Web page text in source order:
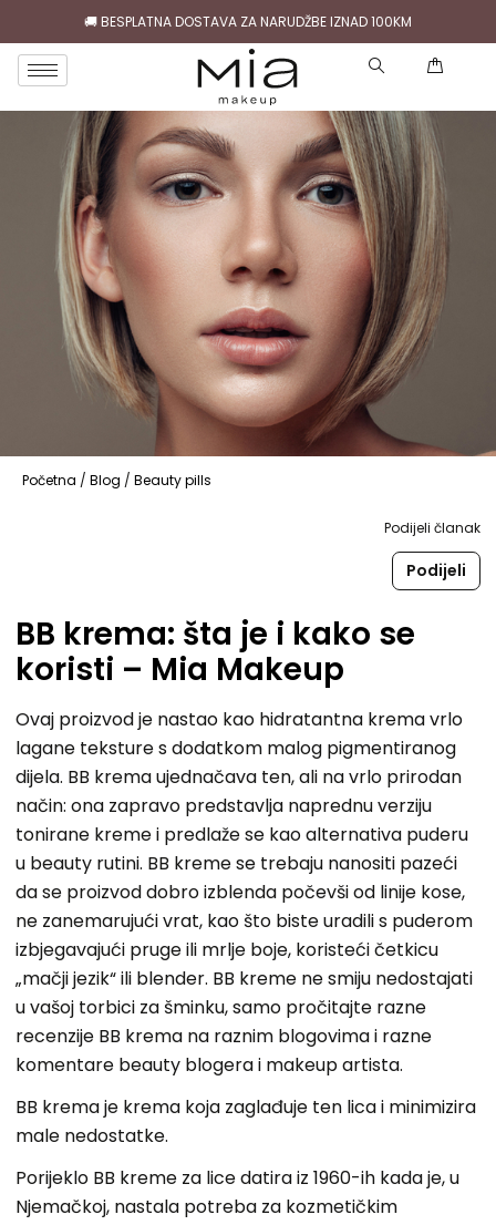
🚚 BESPLATNA DOSTAVA ZA NARUDŽBE IZNAD 100KM
Početna / Blog / Beauty pills
BB krema: šta je i kako se
koristi – Mia Makeup
Podijeli članak
Podijeli
Ovaj proizvod je nastao kao hidratantna krema vrlo
lagane teksture s dodatkom malog pigmentiranog
dijela. BB krema ujednačava ten, ali na vrlo prirodan
način: ona zapravo predstavlja naprednu verziju
tonirane kreme i predlaže se kao alternativa puderu
u beauty rutini. BB kreme se trebaju nanositi pazeći
da se proizvod dobro izblenda počevši od linije kose,
ne zanemarujući vrat, kao što biste uradili s puderom
izbjegavajući pruge ili mrlje boje, koristeći četkicu
„mačji jezik“ ili blender. BB kreme ne smiju nedostajati
u vašoj torbici za šminku, samo pročitajte razne
recenzije BB krema na raznim blogovima i razne
komentare beauty blogera i makeup artista.
BB krema je krema koja zaglađuje ten lica i minimizira
male nedostatke.
Porijeklo BB kreme za lice datira iz 1960-ih kada je, u
Njemačkoj, nastala potreba za kozmetičkim